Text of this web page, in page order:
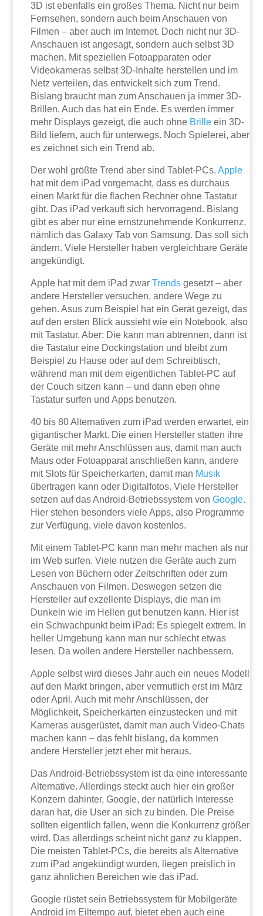
3D ist ebenfalls ein großes Thema. Nicht nur beim
Fernsehen, sondern auch beim Anschauen von
Filmen – aber auch im Internet. Doch nicht nur 3D-
Anschauen ist angesagt, sondern auch selbst 3D
machen. Mit speziellen Fotoapparaten oder
Videokameras selbst 3D-Inhalte herstellen und im
Netz verteilen, das entwickelt sich zum Trend.
Bislang braucht man zum Anschauen ja immer 3D-
Brillen. Auch das hat ein Ende. Es werden immer
mehr Displays gezeigt, die auch ohne Brille ein 3D-
Bild liefern, auch für unterwegs. Noch Spielerei, aber
es zeichnet sich ein Trend ab.
Der wohl größte Trend aber sind Tablet-PCs.Apple
hat mit dem iPad vorgemacht, dass es durchaus
einen Markt für die flachen Rechner ohne Tastatur
gibt. Das iPad verkauft sich hervorragend. Bislang
gibt es aber nur eine ernstzunehmende Konkurrenz,
nämlich das Galaxy Tab von Samsung. Das soll sich
ändern. Viele Hersteller haben vergleichbare Geräte
angekündigt.
Apple hat mit dem iPad zwarTrends gesetzt – aber
andere Hersteller versuchen, andere Wege zu
gehen. Asus zum Beispiel hat ein Gerät gezeigt, das
auf den ersten Blick aussieht wie ein Notebook, also
mit Tastatur. Aber: Die kann man abtrennen, dann ist
die Tastatur eine Dockingstation und bleibt zum
Beispiel zu Hause oder auf dem Schreibtisch,
während man mit dem eigentlichen Tablet-PC auf
der Couch sitzen kann – und dann eben ohne
Tastatur surfen und Apps benutzen.
40 bis 80 Alternativen zum iPad werden erwartet, ein
gigantischer Markt. Die einen Hersteller statten ihre
Geräte mit mehr Anschlüssen aus, damit man auch
Maus oder Fotoapparat anschließen kann, andere
mit Slots für Speicherkarten, damit man Musik
übertragen kann oder Digitalfotos. Viele Hersteller
setzen auf das Android-Betriebssystem vonGoogle.
Hier stehen besonders viele Apps, also Programme
zur Verfügung, viele davon kostenlos.
Mit einem Tablet-PC kann man mehr machen als nur
im Web surfen. Viele nutzen die Geräte auch zum
Lesen von Büchern oder Zeitschriften oder zum
Anschauen von Filmen. Deswegen setzen die
Hersteller auf exzellente Displays, die man im
Dunkeln wie im Hellen gut benutzen kann. Hier ist
ein Schwachpunkt beim iPad: Es spiegelt extrem. In
heller Umgebung kann man nur schlecht etwas
lesen. Da wollen andere Hersteller nachbessern.
Apple selbst wird dieses Jahr auch ein neues Modell
auf den Markt bringen, aber vermutlich erst im März
oder April. Auch mit mehr Anschlüssen, der
Möglichkeit, Speicherkarten einzustecken und mit
Kameras ausgerüstet, damit man auch Video-Chats
machen kann – das fehlt bislang, da kommen
andere Hersteller jetzt eher mit heraus.
Das Android-Betriebssystem ist da eine interessante
Alternative. Allerdings steckt auch hier ein großer
Konzern dahinter, Google, der natürlich Interesse
daran hat, die User an sich zu binden. Die Preise
sollten eigentlich fallen, wenn die Konkurrenz größer
wird. Das allerdings scheint nicht ganz zu klappen.
Die meisten Tablet-PCs, die bereits als Alternative
zum iPad angekündigt wurden, liegen preislich in
ganz ähnlichen Bereichen wie das iPad.
Google rüstet sein Betriebssystem für Mobilgeräte
Android im Eiltempo auf, bietet eben auch eine